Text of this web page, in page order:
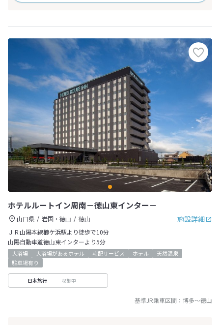
ホテルルートイン周南－徳山東インター－
施設詳細
山口県 岩国・徳山
徳山
ＪＲ山陽本線櫛ケ浜駅より徒歩で10分
山陽自動車道徳山東インターより5分
大浴場 大浴場があるホテル 宅配サービス ホテル
天然温泉
駐車場有り
日本旅行 収集中
基準JR乗車区間： 博多～徳山